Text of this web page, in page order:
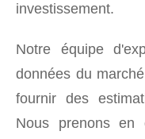
investissement.
Notre équipe
données du
fournir des
Nous prenons en